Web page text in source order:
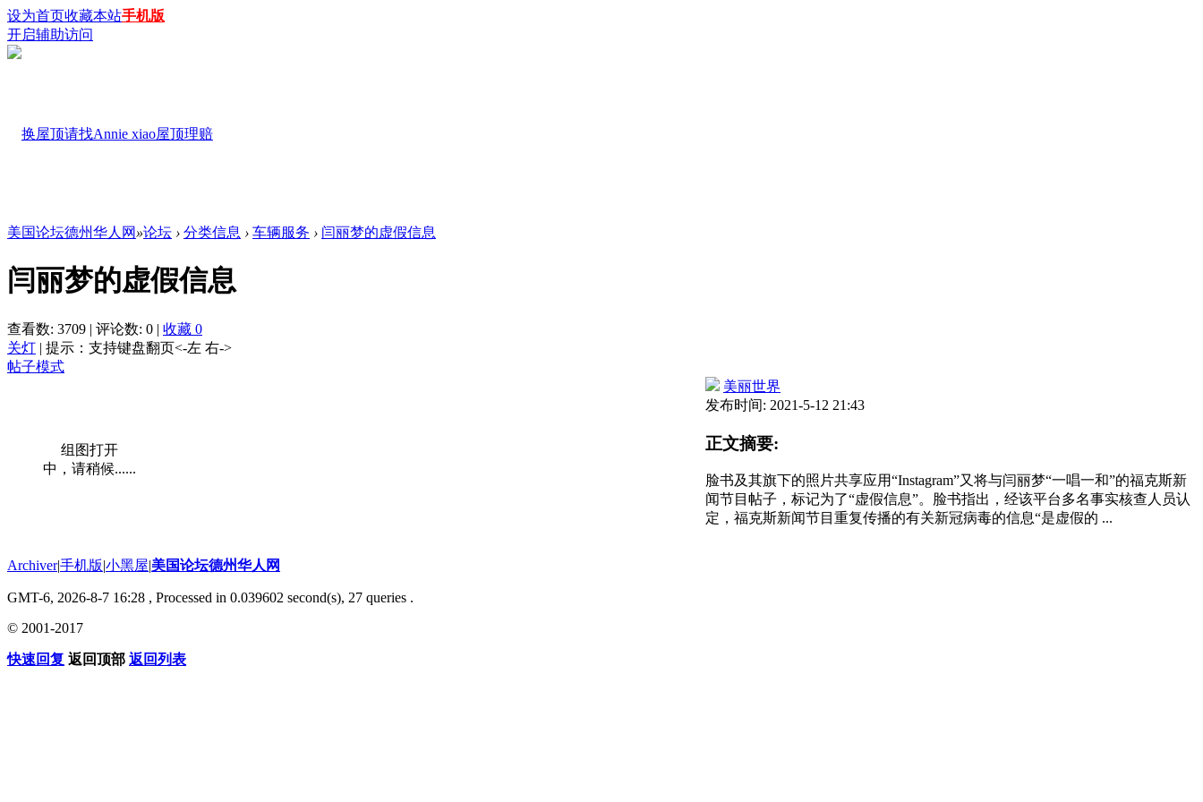
设为首页收藏本站手机版
开启辅助访问
美国论坛德州华人网 »论坛 › 分类信息 › 车辆服务 › 闫丽梦的虚假信息
闫丽梦的虚假信息
查看数: 3709 | 评论数: 0 | 收藏 0
关灯 | 提示：支持键盘翻页<-左 右->
帖子模式
组图打开
中，请稍候......
美丽世界
发布时间: 2021-5-12 21:43
正文摘要:
脸书及其旗下的照片共享应用“Instagram”又将与闫丽梦“一唱一和”的福克斯新
闻节目帖子，标记为了“虚假信息”。脸书指出，经该平台多名事实核查人员认
定，福克斯新闻节目重复传播的有关新冠病毒的信息“是虚假的 ...
Archiver|手机版|小黑屋|美国论坛德州华人网
GMT-6, 2026-8-7 16:28 , Processed in 0.039602 second(s), 27 queries .
© 2001-2017
快速回复 返回顶部 返回列表